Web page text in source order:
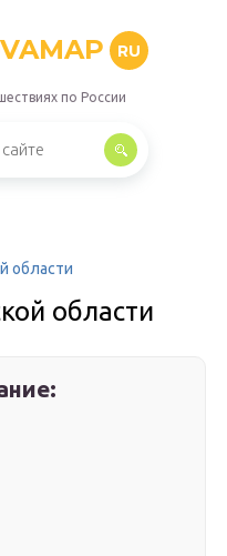
RU
по России
области
области